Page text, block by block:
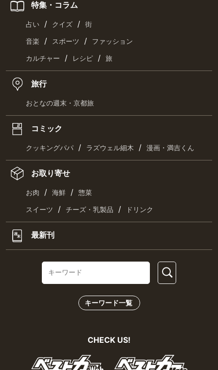
特集・コラム
占い / クイズ / 街
音楽 / スポーツ / ファッション
カルチャー / レシピ / 旅
旅行
おとなの週末・京都旅
コミック
クッキングパパ / ラズウェル細木 / 漫画・満吉くん
お取り寄せ
お肉 / 海鮮 / 惣菜
スイーツ / チーズ・乳製品 / ドリンク
最新刊
キーワード一覧
CHECK US!